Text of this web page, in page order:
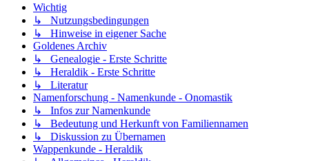
Wichtig
↳ Nutzungsbedingungen
↳ Hinweise in eigener Sache
Goldenes Archiv
↳ Genealogie - Erste Schritte
↳ Heraldik - Erste Schritte
↳ Literatur
Namenforschung - Namenkunde - Onomastik
↳ Infos zur Namenkunde
↳ Bedeutung und Herkunft von Familiennamen
↳ Diskussion zu Übernamen
Wappenkunde - Heraldik